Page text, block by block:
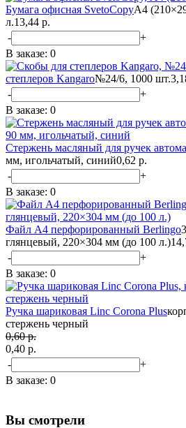
Бумага офисная SvetoCopyА4
л.13,44 р.
-
+
В заказе: 0
степлеров Kangaro№24/6, 1000 шт.
-
+
В заказе: 0
Стержень масляный для ручек
мм, игольчатый, синий0,62 р.
-
+
В заказе: 0
Файл А4 перфорированный Berlingo
глянцевый, 220×304 мм (до 100 л.)
-
+
В заказе: 0
Ручка шариковая Linc Corona Plus
стержень черный
0,60 р.
0,40 p.
-
+
В заказе: 0
Вы смотрели